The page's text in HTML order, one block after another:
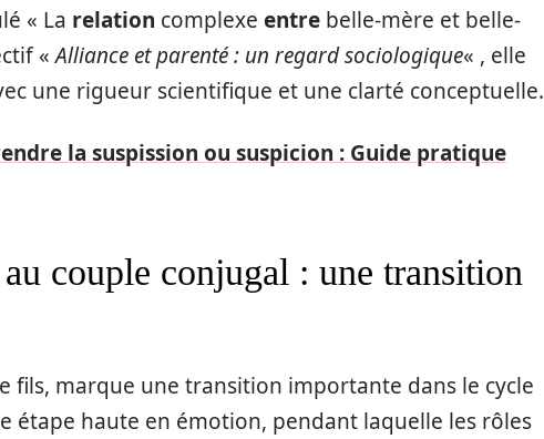
« La relation complexe entre belle-mère et belle-
«Alliance et parenté : un regard sociologique« , elle
une rigueur scientifique et une clarté conceptuelle.
la suspission ou suspicion : Guide pratique
couple conjugal : une transition
fils, marque une transition importante dans le cycle
étape haute en émotion, pendant laquelle les rôles